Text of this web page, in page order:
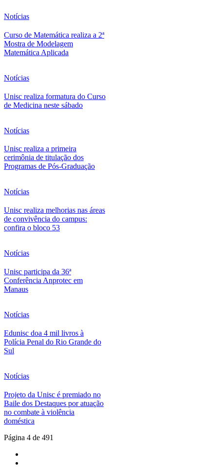
Notícias
Curso de Matemática realiza a 2ª
Mostra de Modelagem
Matemática Aplicada
Notícias
Unisc realiza formatura do Curso
de Medicina neste sábado
Notícias
Unisc realiza a primeira
cerimônia de titulação dos
Programas de Pós-Graduação
Notícias
Unisc realiza melhorias nas áreas
de convivência do campus:
confira o bloco 53
Notícias
Unisc participa da 36ª
Conferência Anprotec em
Manaus
Notícias
Edunisc doa 4 mil livros à
Polícia Penal do Rio Grande do
Sul
Notícias
Projeto da Unisc é premiado no
Baile dos Destaques por atuação
no combate à violência
doméstica
Página 4 de 491